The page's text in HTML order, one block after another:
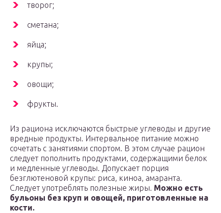
творог;
сметана;
яйца;
крупы;
овощи;
фрукты.
Из рациона исключаются быстрые углеводы и другие
вредные продукты. Интервальное питание можно
сочетать с занятиями спортом. В этом случае рацион
следует пополнить продуктами, содержащими белок
и медленные углеводы. Допускает порция
безглютеновой крупы: риса, киноа, амаранта.
Следует употреблять полезные жиры. Можно есть
бульоны без круп и овощей, приготовленные на
кости.